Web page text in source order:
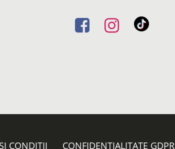
CONDIȚII CONFIDENȚIALITATE GDPR